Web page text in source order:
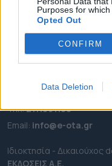
Purposes for which
Opted Out
CONFIRM
Data Deletion
ΑΠΟΨΕΙΣ
ΠΡΟΣΛΗΨΕΙΣ
e-ota.gr | Ταυτότητα
Καλλιθέα Αττικής
Τηλ:2111091100
Εmail: info@e-ota.gr
Ιδιοκτησία - Δικαιούχος
ΕΚΔΟΣΕΙΣ A.E.